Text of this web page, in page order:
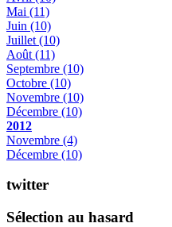
Mai (11)
Juin (10)
Juillet (10)
Août (11)
Septembre (10)
Octobre (10)
Novembre (10)
Décembre (10)
2012
Novembre (4)
Décembre (10)
twitter
Sélection au hasard